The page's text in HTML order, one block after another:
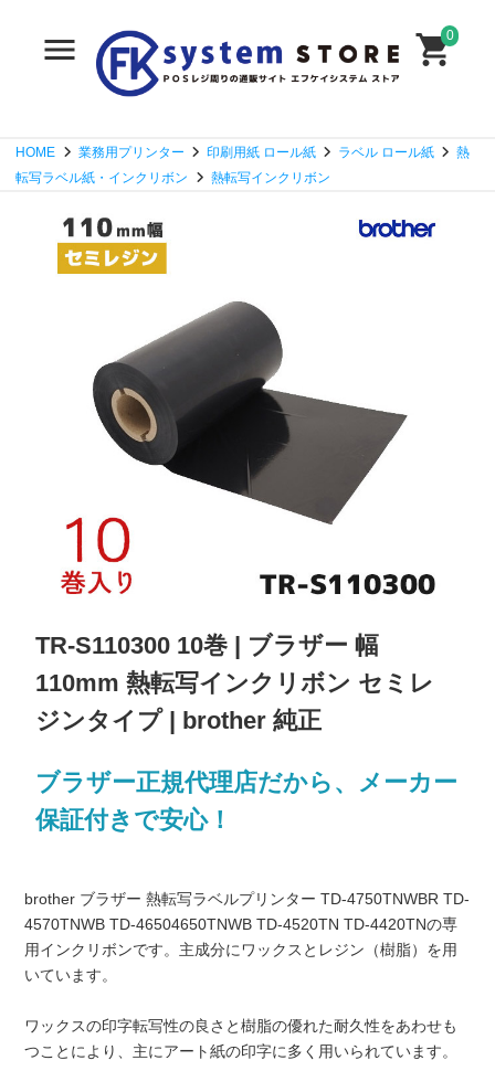
0
HOME 業務用プリンター 印刷用紙 ロール紙 ラベル ロール紙
熱
転写ラベル紙・インクリボン
熱転写インクリボン
TR-S110300 10巻 | ブラザー 幅
110mm 熱転写インクリボン セミレ
ジンタイプ | brother 純正
ブラザー正規代理店だから、メーカー
保証付きで安心！
brother ブラザー 熱転写ラベルプリンター TD-4750TNWBR TD-
4570TNWB TD-46504650TNWB TD-4520TN TD-4420TNの専
用インクリボンです。主成分にワックスとレジン（樹脂）を用
いています。
ワックスの印字転写性の良さと樹脂の優れた耐久性をあわせも
つことにより、主にアート紙の印字に多く用いられています。